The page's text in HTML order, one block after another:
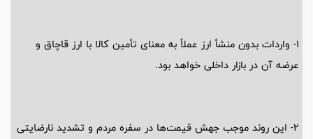
1- واردات بدون منشأ ارز عملاً به معنای تأمین کالا با ارز قاچاق و
عرضه آن در بازار داخلی خواهد بود.
2- این روند موجب جهش قیمت‌ها در سفره مردم و تشدید نارضایتی